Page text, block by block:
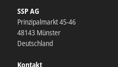
SSP AG
Prinzipalmarkt 45-46
48143 Münster
Deutschland
Kontakt